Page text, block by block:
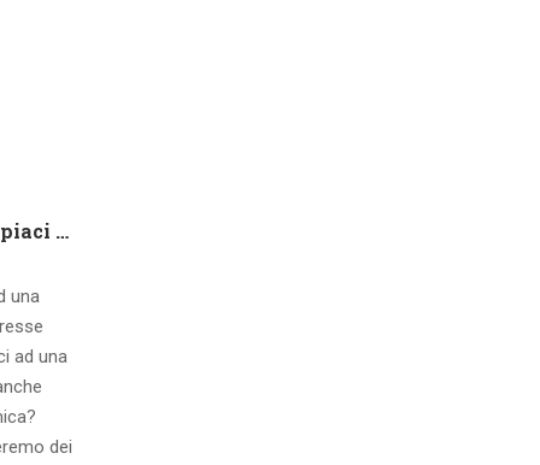
Che tipo di capire qualora piaci ad una ragazza contatto 8 segnali d’interesse inconsci
una
ad una
dei